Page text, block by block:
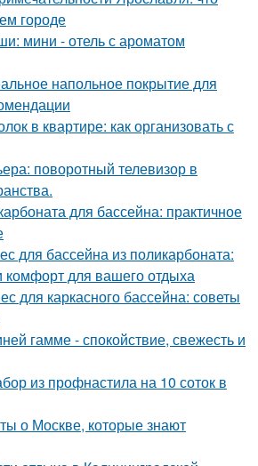
городе
мини - отель с ароматом
напольное покрытие для
в квартире: как организовать с
поворотный телевизор в
для бассейна: практичное
для бассейна из поликарбоната:
комфорт для вашего отдыха
для каркасного бассейна: советы
гамме - спокойствие, свежесть и
из профнастила на 10 соток в
о Москве, которые знают